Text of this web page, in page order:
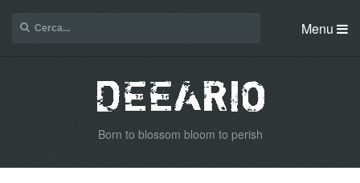
Menu
Born to blossom bloom to perish